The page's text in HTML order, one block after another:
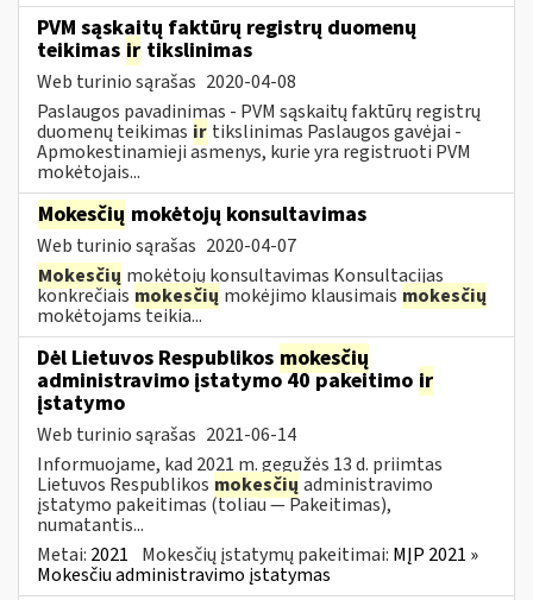
PVM sąskaitų faktūrų registrų duomenų
teikimas ir tikslinimas
Web turinio sąrašas 2020-04-08
Paslaugos pavadinimas - PVM sąskaitų faktūrų registrų
duomenų teikimas ir tikslinimas Paslaugos gavėjai -
Apmokestinamieji asmenys, kurie yra registruoti PVM
mokėtojais...
Mokesčių mokėtojų konsultavimas
Web turinio sąrašas 2020-04-07
Mokesčių mokėtojų konsultavimas Konsultacijas
konkrečiais mokesčių mokėjimo klausimais mokesčių
mokėtojams teikia...
Dėl Lietuvos Respublikos mokesčių
administravimo įstatymo 40 pakeitimo ir
įstatymo
Web turinio sąrašas 2021-06-14
Informuojame, kad 2021 m. gegužės 13 d. priimtas
Lietuvos Respublikos mokesčių administravimo
įstatymo pakeitimas (toliau — Pakeitimas),
numatantis...
Metai: 2021 Mokesčių įstatymų pakeitimai: MĮP 2021 »
Mokesčiu administravimo įstatymas